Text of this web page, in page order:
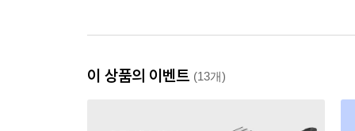
이 상품의 이벤트 (13개)